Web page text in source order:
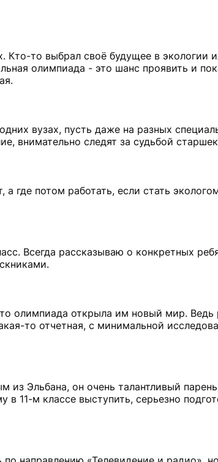
Кто-то выбрал своё будущее в экологии
олимпиада - это шанс проявить и
вузах, пусть даже на разных
внимательно следят за судьбой
где потом работать, если стать
Всегда рассказываю о конкретных
олимпиада открыла им новый мир. Ведь
то отчетная, с минимальной
из Эльбана, он очень талантливый
11-м классе выступить, серьезно